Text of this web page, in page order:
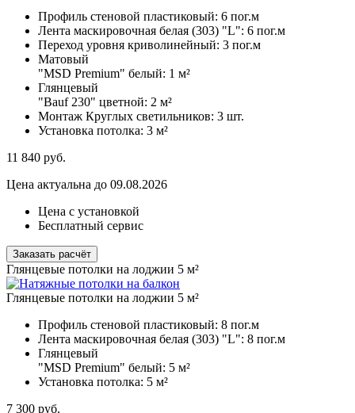
Профиль стеновой пластиковый: 6 пог.м
Лента маскировочная белая (303) "L": 6 пог.м
Переход уровня криволинейный: 3 пог.м
Матовый
"MSD Premium" белый: 1 м²
Глянцевый
"Bauf 230" цветной: 2 м²
Монтаж Круглых светильников: 3 шт.
Установка потолка: 3 м²
11 840 руб.
Цена актуальна до 09.08.2026
Цена с установкой
Бесплатный сервис
Заказать расчёт
Глянцевые потолки на лоджии 5 м²
Глянцевые потолки на лоджии 5 м²
Профиль стеновой пластиковый: 8 пог.м
Лента маскировочная белая (303) "L": 8 пог.м
Глянцевый
"MSD Premium" белый: 5 м²
Установка потолка: 5 м²
7 300 руб.